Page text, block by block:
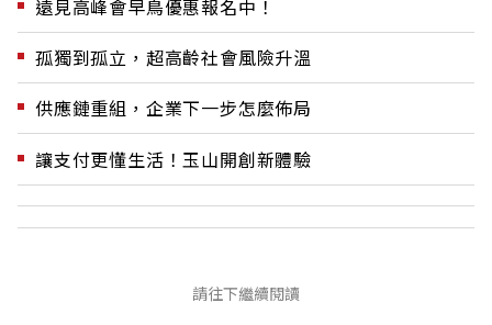
遠見高峰會早鳥優惠報名中！
孤獨到孤立，超高齡社會風險升溫
供應鏈重組，企業下一步怎麼佈局
讓支付更懂生活！玉山開創新體驗
請往下繼續閱讀